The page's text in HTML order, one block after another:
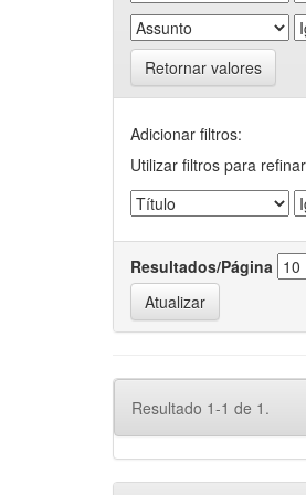
Retornar valores
Adicionar filtros:
Utilizar filtros para
Resultados/Página
Resultado 1-1 de 1.